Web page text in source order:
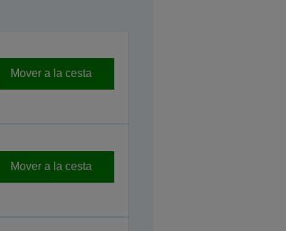
Mover a la cesta
Mover a la cesta